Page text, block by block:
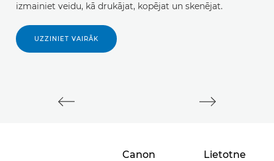
izmainiet veidu, kā drukājat, kopējat un skenējat.
UZZINIET VAIRĀK
Canon
Lietotne